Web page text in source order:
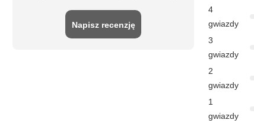
Napisz recenzję
4
gwiazdy
3
gwiazdy
2
gwiazdy
1
gwiazdy